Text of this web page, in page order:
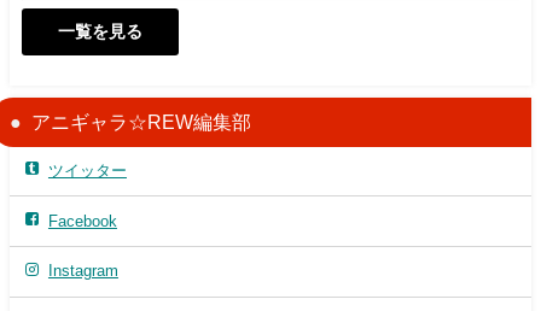
一覧を見る
アニギャラ☆REW編集部
ツイッター
Facebook
Instagram